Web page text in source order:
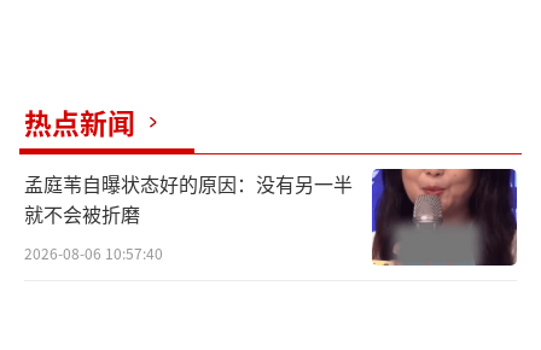
热点新闻
孟庭苇自曝状态好的原因：没有另一半
就不会被折磨
2026-08-06 10:57:40